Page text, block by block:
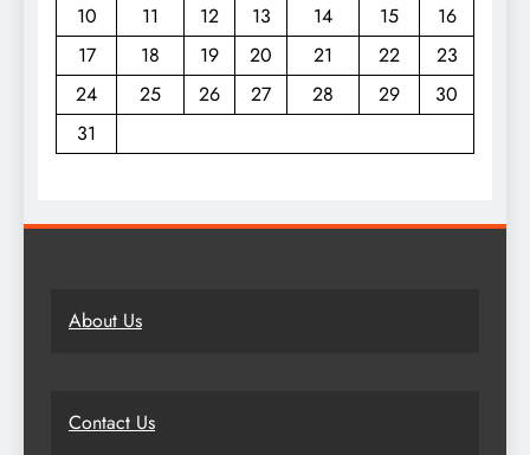
10
11 12 13 14 15
16
17
18 19 20 21 22
23
24
25 26 27 28 29
30
31
About Us
Contact Us